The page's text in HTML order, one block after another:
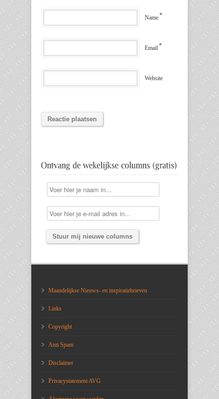
Name*
Email*
Website
Maandelijkse Nieuws- en inspiratiebrieven
Links
Copyright
Anti Spam
Disclaimer
Privacystatement AVG